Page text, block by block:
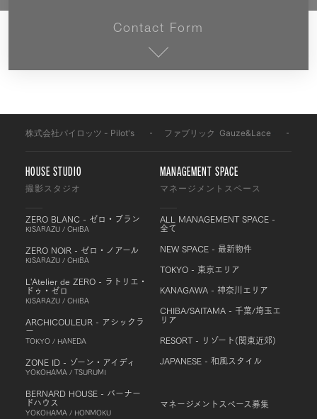
Contact Form
株式会社パイロッツ - Pilot's ファブリック Gauze&Lace
HOUSE STUDIO
撮影スタジオ
ZERO BLANC - ゼロ・ブラン
KISARAZU / CHIBA
ZERO NOIR - ゼロ・ノアール
KISARAZU / CHIBA
L'Atelier de ZERO - ラトリエ・
ドゥ・ゼロ
KISARAZU / CHIBA
ARCHICOULEUR - アシックラ
ー
TOKYO / HANEDA
ZONE ID - ゾーン・アイディ
YOKOHAMA / TSURUMI
BERNARD HOUSE - バーナー
ドハウス
YOKOHAMA / HONMOKU
MANAGEMENT SPACE
マネージメントスペース
ALL MANAGEMENT SPACE -
全て
NEW SPACE - 最新物件
TOKYO - 東京エリア
KANAGAWA - 神奈川エリア
CHIBA/SAITAMA - 千葉/埼玉エ
リア
RESORT - リゾート(関東近郊)
JAPANESE - 和風スタイル
マネージメントスペース募集